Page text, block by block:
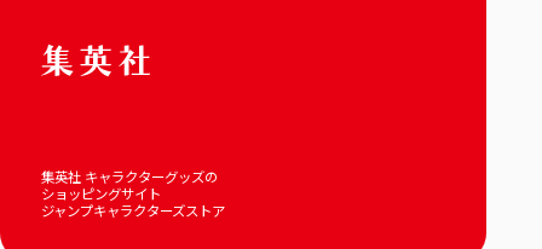
集英社 キャラクターグッズの
ショッピングサイト
ジャンプキャラクターズストア